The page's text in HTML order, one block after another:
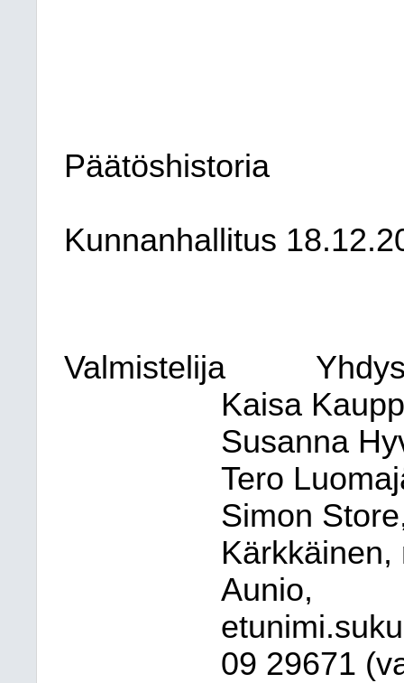
Päätöshistoria
Kunnanhallitus
Valmistelija
Kaisa
Susanna
Tero
Simon
Aunio,
09 29671